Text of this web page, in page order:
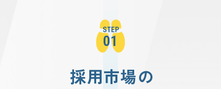
STEP
01
採用市場の